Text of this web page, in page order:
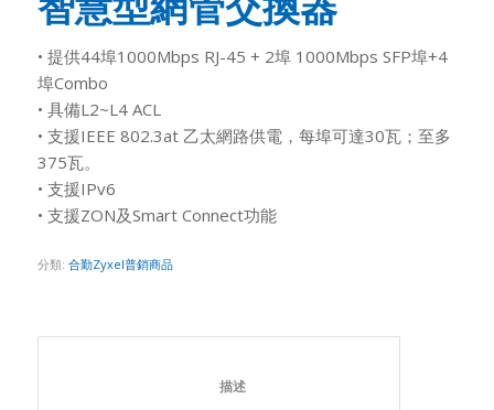
• 提供44埠1000Mbps RJ-45 + 2埠 1000Mbps SFP埠+4
埠Combo
• 具備L2~L4 ACL
• 支援IEEE 802.3at 乙太網路供電，每埠可達30瓦；至多
375瓦。
• 支援IPv6
• 支援ZON及Smart Connect功能
分類: 合勤Zyxel普銷商品
						描述